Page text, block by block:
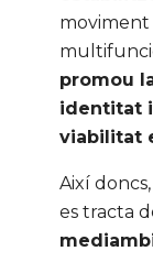
moviment
promou
identitat
viabilitat
Així
es tracta